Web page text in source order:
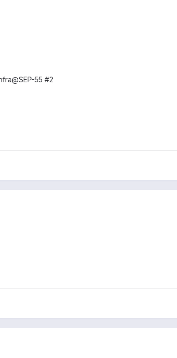
55 #2